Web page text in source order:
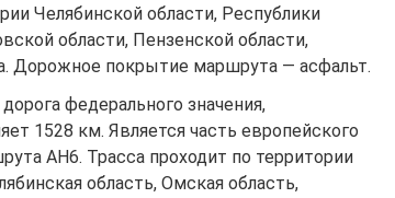
Челябинской области, Республики
области, Пензенской области,
Дорожное покрытие маршрута — асфальт.
федерального значения,
1528 км. Является часть европейского
AH6. Трасса проходит по территории
область, Омская область,